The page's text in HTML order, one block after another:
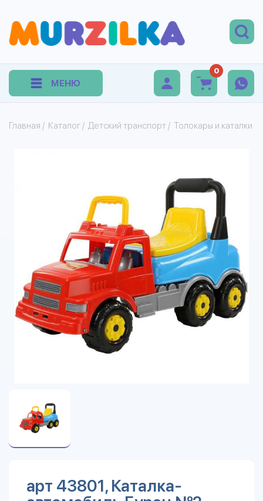
МЕНЮ
0
Главная / Каталог / Детский транспорт / Толокары и каталки
арт 43801, Каталка-